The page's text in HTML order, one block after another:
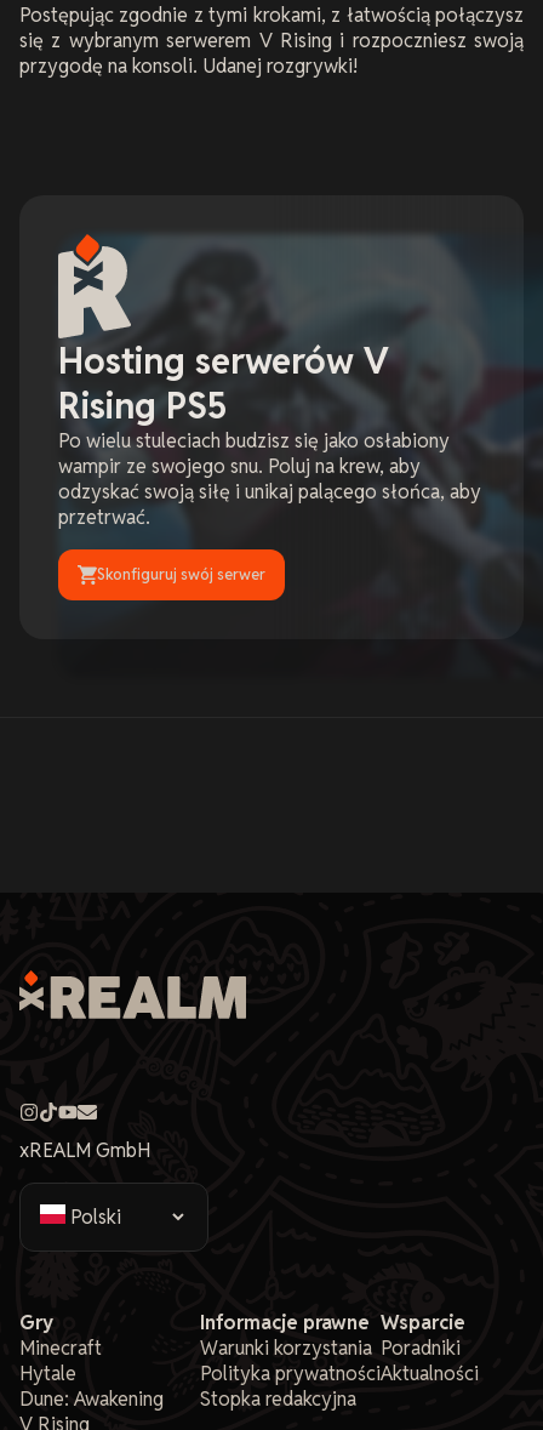
Postępując zgodnie z tymi krokami, z łatwością połączysz
się z wybranym serwerem V Rising i rozpoczniesz swoją
przygodę na konsoli. Udanej rozgrywki!
Hosting serwerów V
Rising PS5
Po wielu stuleciach budzisz się jako osłabiony
wampir ze swojego snu. Poluj na krew, aby
odzyskać swoją siłę i unikaj palącego słońca, aby
przetrwać.
Skonfiguruj swój serwer
xREALM GmbH
Gry
Minecraft
Hytale
Dune: Awakening
V Rising
Informacje prawne
Warunki korzystania
Polityka prywatności
Stopka redakcyjna
Wsparcie
Poradniki
Aktualności